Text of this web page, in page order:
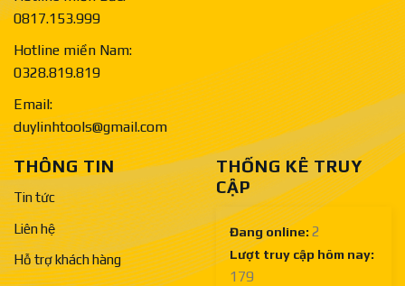
0817.153.999
Hotline miền Nam:
0328.819.819
Email:
duylinhtools@gmail.com
THÔNG TIN
Tin tức
Liên hệ
Hỗ trợ khách hàng
THỐNG KÊ TRUY
CẬP
Đang online: 2
Lượt truy cập hôm nay:
179